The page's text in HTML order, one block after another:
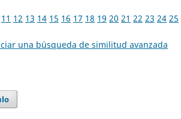
11 12 13 14 15 16 17 18 19 20 21 22 23 24 25
una búsqueda de similitud avanzada